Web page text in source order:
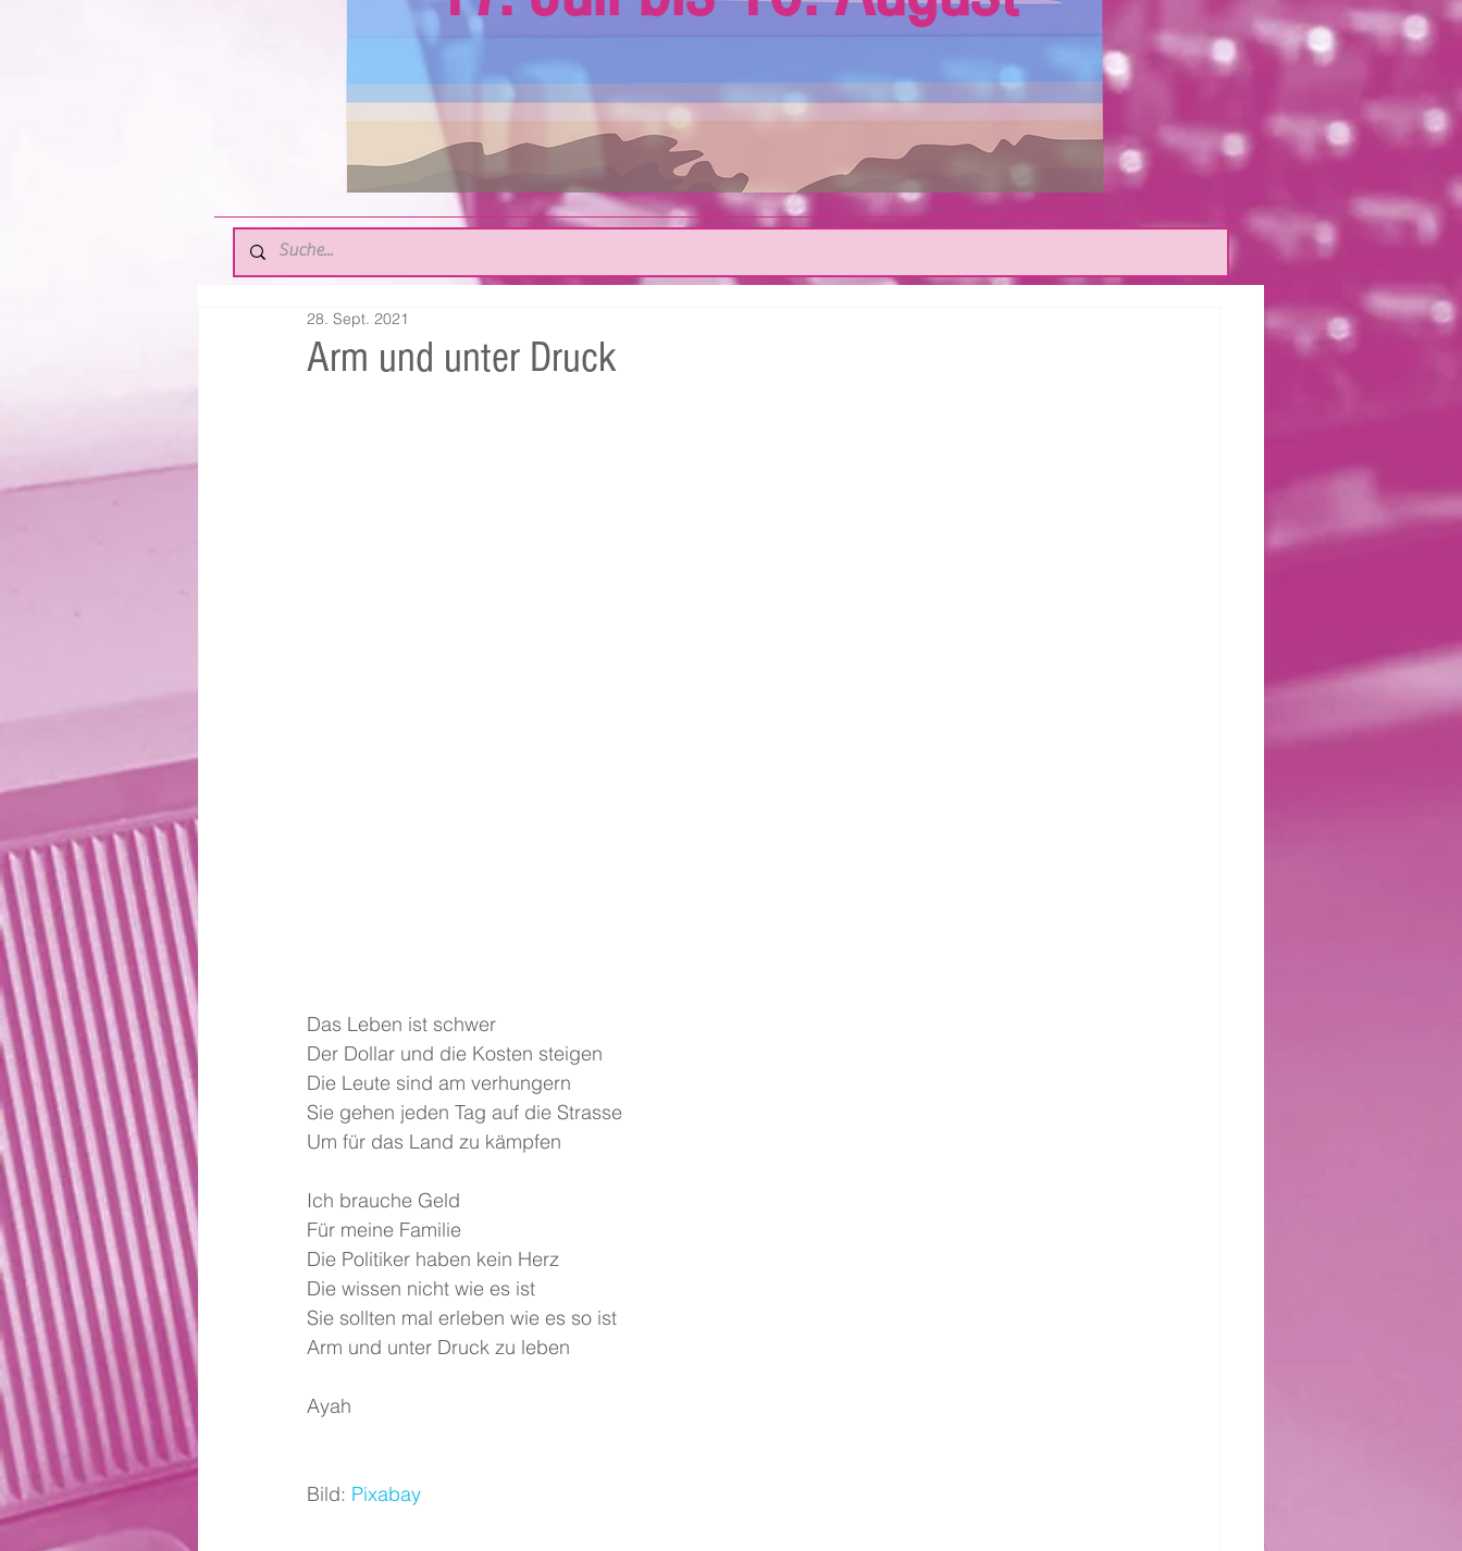
Arm und unter Druck
28. Sept. 2021
Das Leben ist schwer
Der Dollar und die Kosten steigen
Die Leute sind am verhungern
Sie gehen jeden Tag auf die Strasse
Um für das Land zu kämpfen
Ich brauche Geld
Für meine Familie
Die Politiker haben kein Herz
Die wissen nicht wie es ist
Sie sollten mal erleben wie es so ist
Arm und unter Druck zu leben
Ayah
Bild: Pixabay